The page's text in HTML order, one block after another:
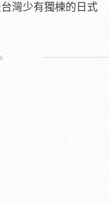
灣少有獨棟的日式